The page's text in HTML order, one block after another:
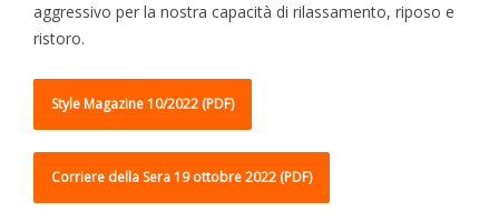
aggressivo per la nostra capacità di rilassamento, riposo e
ristoro.
Style Magazine 10/2022 (PDF)
Corriere della Sera 19 ottobre 2022 (PDF)